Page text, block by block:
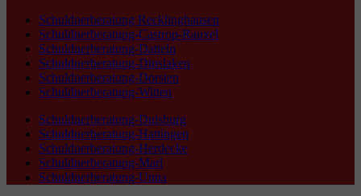
Schuldnerberatung Recklinghausen
Schuldnerberatung-Castrop-Rauxel
Schuldnerberatung-Datteln
Schuldnerberatung-Dinslaken
Schuldnerberatung-Dorsten
Schuldnerberatung-Witten
Schuldnerberatung-Duisburg
Schuldnerberatung-Hattingen
Schuldnerberatung-Herdecke
Schuldnerberatung-Marl
Schuldnerberatung-Unna